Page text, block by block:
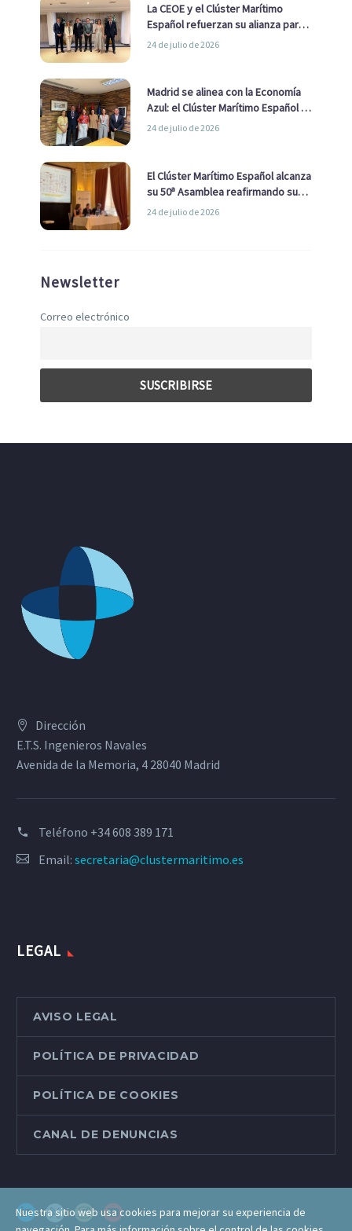
La CEOE y el Clúster Marítimo
Español refuerzan su alianza para
impulsar una estrategia Nacional
24 de julio de 2026
Madrid se alinea con la Economía
Azul: el Clúster Marítimo Español y
la Real Liga Naval avanzan alianzas
24 de julio de 2026
El Clúster Marítimo Español alcanza
su 50ª Asamblea reafirmando su
liderazgo en la Economía Azul
24 de julio de 2026
Newsletter
Correo electrónico
Dirección
E.T.S. Ingenieros Navales
Avenida de la Memoria, 4 28040 Madrid
Teléfono +34 608 389 171
Email: secretaria@clustermaritimo.es
LEGAL
AVISO LEGAL
POLÍTICA DE PRIVACIDAD
POLÍTICA DE COOKIES
CANAL DE DENUNCIAS
Nuestra sitio web usa cookies para mejorar su experiencia de